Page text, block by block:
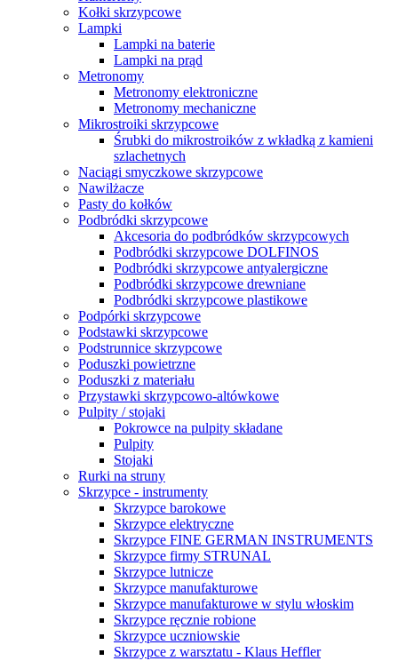
Kołki skrzypcowe
Lampki
Lampki na baterie
Lampki na prąd
Metronomy
Metronomy elektroniczne
Metronomy mechaniczne
Mikrostroiki skrzypcowe
Śrubki do mikrostroików z wkładką z kamieni
szlachetnych
Naciągi smyczkowe skrzypcowe
Nawilżacze
Pasty do kołków
Podbródki skrzypcowe
Akcesoria do podbródków skrzypcowych
Podbródki skrzypcowe DOLFINOS
Podbródki skrzypcowe antyalergiczne
Podbródki skrzypcowe drewniane
Podbródki skrzypcowe plastikowe
Podpórki skrzypcowe
Podstawki skrzypcowe
Podstrunnice skrzypcowe
Poduszki powietrzne
Poduszki z materiału
Przystawki skrzypcowo-altówkowe
Pulpity / stojaki
Pokrowce na pulpity składane
Pulpity
Stojaki
Rurki na struny
Skrzypce - instrumenty
Skrzypce barokowe
Skrzypce elektryczne
Skrzypce FINE GERMAN INSTRUMENTS
Skrzypce firmy STRUNAL
Skrzypce lutnicze
Skrzypce manufakturowe
Skrzypce manufakturowe w stylu włoskim
Skrzypce ręcznie robione
Skrzypce uczniowskie
Skrzypce z warsztatu - Klaus Heffler